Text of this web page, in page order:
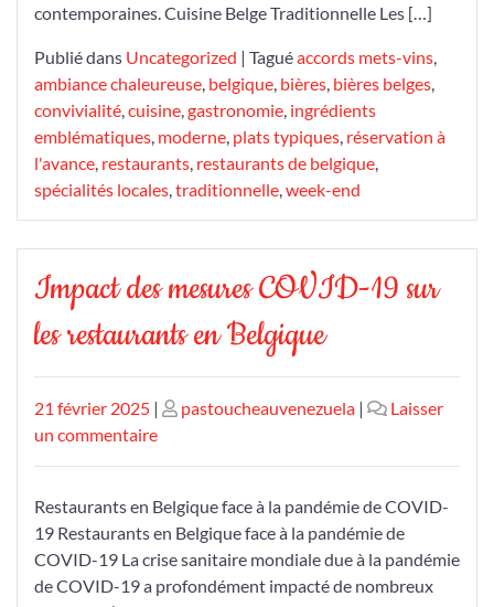
contemporaines. Cuisine Belge Traditionnelle Les […]
Publié dans Uncategorized | Taguéaccords mets-vins
ambiance chaleureuse belgique bières bières belges
convivialité cuisine gastronomie ingrédients
emblématiques moderne plats typiques réservation à
l'avance restaurants restaurants de belgique
spécialités locales traditionnelle week-end
Impact des mesures COVID-19 sur
les restaurants en Belgique
Publié
le
21 février 2025 | Publié
pastoucheauvenezuela |
Laisser
un commentairesur
mesures
COVID-
19
sur
Restaurants en Belgique face à la pandémie de COVID-
19 Restaurants en Belgique face à la pandémie de
COVID-19 La crise sanitaire mondiale due à la pandémie
de COVID-19 a profondément impacté de nombreux